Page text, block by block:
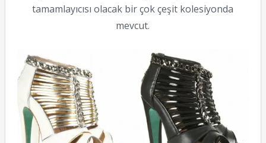
tamamlayıcısı olacak bir çok çeşit kolesiyonda
mevcut.